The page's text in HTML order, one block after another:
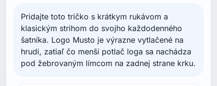
Pridajte toto tričko s krátkym rukávom a
klasickým strihom do svojho každodenného
šatníka. Logo Musto je výrazne vytlačené na
hrudi, zatiaľ čo menší potlač loga sa nachádza
pod žebrovaným límcom na zadnej strane krku.